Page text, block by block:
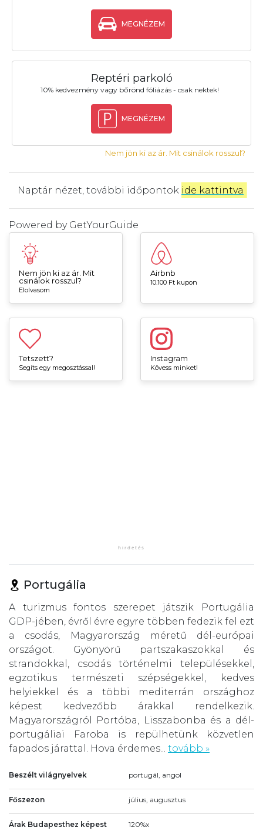
MEGNÉZEM
Reptéri parkoló
10% kedvezmény vagy bőrönd fóliázás - csak nektek!
MEGNÉZEM
Nem jön ki az ár. Mit csinálok rosszul?
Naptár nézet, további időpontok ide kattintva
Powered by GetYourGuide
Nem jön ki az ár. Mit
csinálok rosszul?
Elolvasom
Airbnb
10.100 Ft kupon
Tetszett?
Segíts egy megosztással!
Instagram
Kövess minket!
Portugália
A turizmus fontos szerepet játszik Portugália
GDP-jében, évről évre egyre többen fedezik fel ezt
a csodás, Magyarország méretű dél-európai
országot. Gyönyörű partszakaszokkal és
strandokkal, csodás történelmi településekkel,
egzotikus természeti szépségekkel, kedves
helyiekkel és a többi mediterrán országhoz
képest kedvezőbb árakkal rendelkezik.
Magyarországról Portóba, Lisszabonba és a dél-
portugáliai Faroba is repülhetünk közvetlen
fapados járattal. Hova érdemes... tovább »
Beszélt világnyelvek portugál, angol
Főszezon július, augusztus
Árak Budapesthez képest 120%x